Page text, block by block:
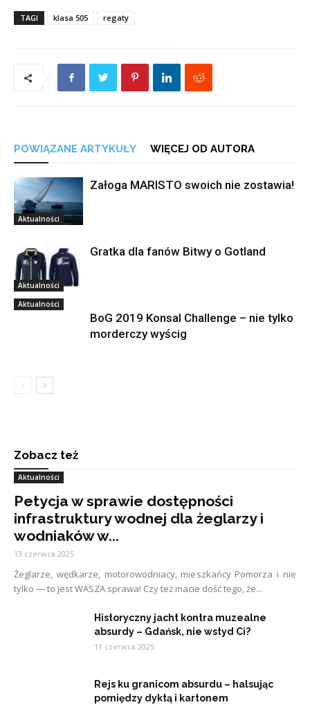
TAGI klasa 505 regaty
POWIĄZANE ARTYKUŁY WIĘCEJ OD AUTORA
Aktualności
Załoga MARISTO swoich nie zostawia!
Aktualności
Gratka dla fanów Bitwy o Gotland
Aktualności
BoG 2019 Konsal Challenge – nie tylko
morderczy wyścig
Zobacz też
Aktualności
Petycja w sprawie dostępności
infrastruktury wodnej dla żeglarzy i
wodniaków w...
13 czerwca 2025
Żeglarze, wędkarze, motorowodniacy, mieszkańcy Pomorza i nie
tylko — to jest WASZA sprawa! Czy też macie dość tego, że...
Historyczny jacht kontra muzealne
absurdy – Gdańsk, nie wstyd Ci?
11 czerwca 2025
Rejs ku granicom absurdu – halsując
pomiędzy dyktą i kartonem